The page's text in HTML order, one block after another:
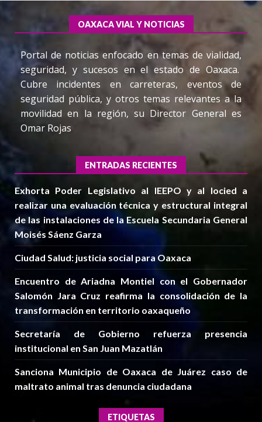
OAXACA VIAL Y NOTICIAS
Portal de noticias enfocado en temas de vialidad,
seguridad, y sucesos en el estado de Oaxaca.
Cubre incidentes en carreteras, eventos de
seguridad pública, y otros temas relevantes a la
movilidad en la región, su Director General es
Omar Rojas
ENTRADAS RECIENTES
Exhorta Poder Legislativo al IEEPO y al Iocied a
realizar una evaluación técnica y estructural integral
de las instalaciones de la Escuela Secundaria General
Moisés Sáenz Garza
Ciudad Salud: justicia social para Oaxaca
Encuentro de Ariadna Montiel con el Gobernador
Salomón Jara Cruz reafirma la consolidación de la
transformación en territorio oaxaqueño
Secretaría de Gobierno refuerza presencia
institucional en San Juan Mazatlán
Sanciona Municipio de Oaxaca de Juárez caso de
maltrato animal tras denuncia ciudadana
ETIQUETAS